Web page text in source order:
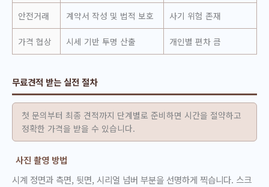
안전거래 계약서 작성 및 법적 보호 사기 위험 존재
가격 협상 시세 기반 투명 산출 개인별 편차 큼
무료견적 받는 실전 절차
첫 문의부터 최종 견적까지 단계별로 준비하면 시간을 절약하고
정확한 가격을 받을 수 있습니다.
사진 촬영 방법
시계 정면과 측면, 뒷면, 시리얼 넘버 부분을 선명하게 찍습니다. 스크